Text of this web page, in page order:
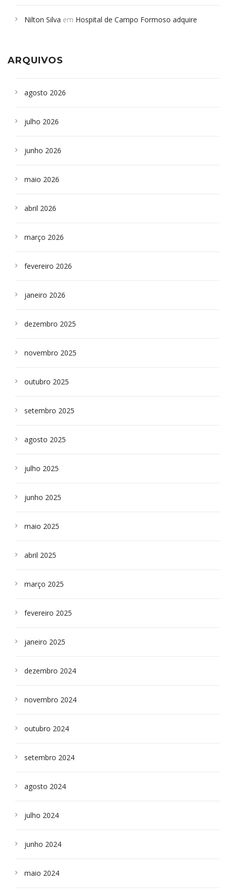
Campoformosenses que morreram em desabamentos são
Nilton Silva em Hospital de Campo Formoso adquire
ARQUIVOS
agosto 2026
julho 2026
junho 2026
maio 2026
abril 2026
março 2026
fevereiro 2026
janeiro 2026
dezembro 2025
novembro 2025
outubro 2025
setembro 2025
agosto 2025
julho 2025
junho 2025
maio 2025
abril 2025
março 2025
fevereiro 2025
janeiro 2025
dezembro 2024
novembro 2024
outubro 2024
setembro 2024
agosto 2024
julho 2024
junho 2024
maio 2024